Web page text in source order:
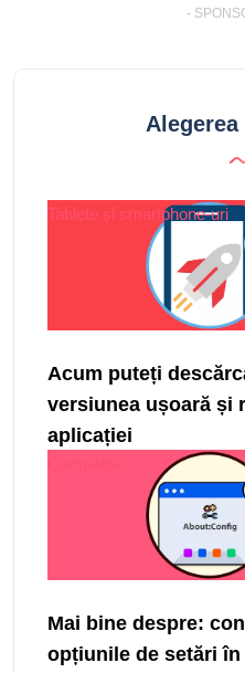
-
Tablete și smartphone-uri
Acum puteți
versiunea ușoară și
aplicației
Mai bine despre:
opțiunile de setări